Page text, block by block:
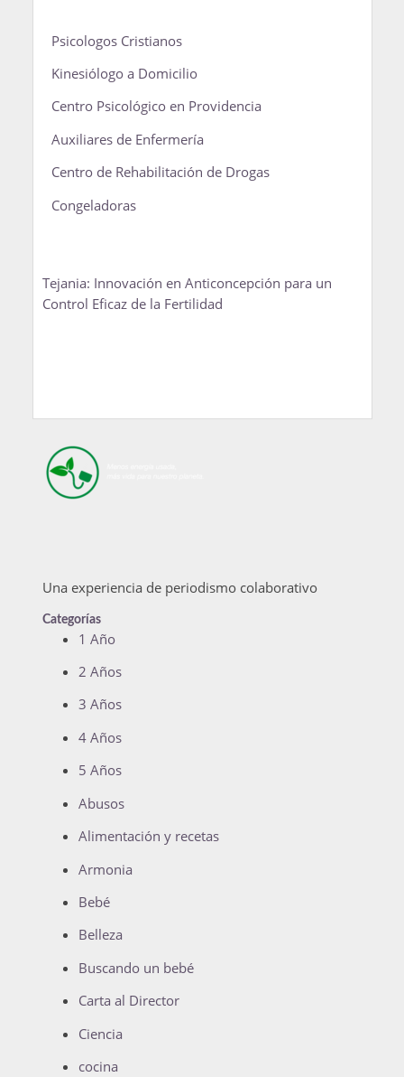
Psicologos Cristianos
Kinesiólogo a Domicilio
Centro Psicológico en Providencia
Auxiliares de Enfermería
Centro de Rehabilitación de Drogas
Congeladoras
Tejania: Innovación en Anticoncepción para un
Control Eficaz de la Fertilidad
Una experiencia de periodismo colaborativo
Categorías
1 Año
2 Años
3 Años
4 Años
5 Años
Abusos
Alimentación y recetas
Armonia
Bebé
Belleza
Buscando un bebé
Carta al Director
Ciencia
cocina